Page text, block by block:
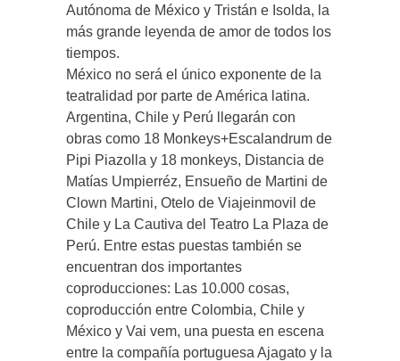
Autónoma de México y Tristán e Isolda, la
más grande leyenda de amor de todos los
tiempos.
México no será el único exponente de la
teatralidad por parte de América latina.
Argentina, Chile y Perú llegarán con
obras como 18 Monkeys+Escalandrum de
Pipi Piazolla y 18 monkeys, Distancia de
Matías Umpierréz, Ensueño de Martini de
Clown Martini, Otelo de Viajeinmovil de
Chile y La Cautiva del Teatro La Plaza de
Perú. Entre estas puestas también se
encuentran dos importantes
coproducciones: Las 10.000 cosas,
coproducción entre Colombia, Chile y
México y Vai vem, una puesta en escena
entre la compañía portuguesa Ajagato y la